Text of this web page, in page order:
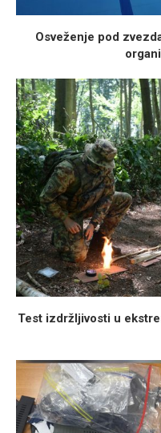
Osveženje pod
Test izdržljivosti u